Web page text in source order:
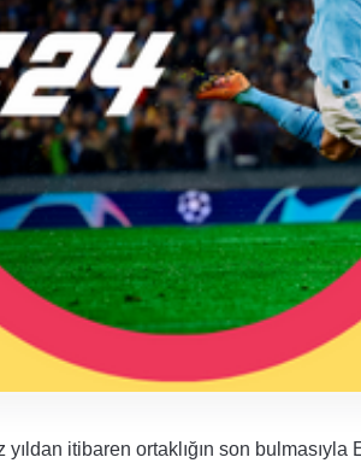
itibaren ortaklığın son bulmasıyla